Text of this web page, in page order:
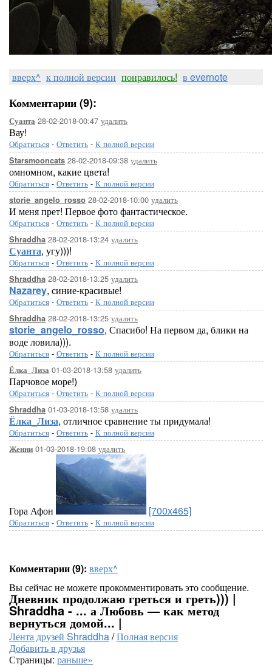
вверх^ к полной версии понравилось! в evernote
Комментарии (9):
Суанта 28-02-2018-00:47 удалить
Вау!
Обратиться - Ответить - К полной версии
Starsmooncats 28-02-2018-09:38 удалить
омномном, какие цвета!
Обратиться - Ответить - К полной версии
storie_angelo_rosso 28-02-2018-10:00 удалить
И меня прет! Первое фото фантастическое.
Обратиться - Ответить - К полной версии
Shraddha 28-02-2018-13:24 удалить
Суанта, угу)))!
Обратиться - Ответить - К полной версии
Shraddha 28-02-2018-13:25 удалить
Nazarey, синие-красивые!
Обратиться - Ответить - К полной версии
Shraddha 28-02-2018-13:25 удалить
storie_angelo_rosso, Спасибо! На первом да, блики на
воде ловила))).
Обратиться - Ответить - К полной версии
Ёлка_Лиза 01-03-2018-13:58 удалить
Парчовое море!)
Обратиться - Ответить - К полной версии
Shraddha 01-03-2018-13:58 удалить
Ёлка_Лиза, отличное сравнение ты придумала!
Обратиться - Ответить - К полной версии
Женни 01-03-2018-19:08 удалить
Гора Афон [700x465]
Обратиться - Ответить - К полной версии
Комментарии (9): вверх^
Вы сейчас не можете прокомментировать это сообщение.
Дневник продолжаю греться и греть))) |
Shraddha - ... а Любовь — как метод
вернуться домой... |
Лента друзей Shraddha/Полная версия
Добавить в друзья
Страницы: раньше»